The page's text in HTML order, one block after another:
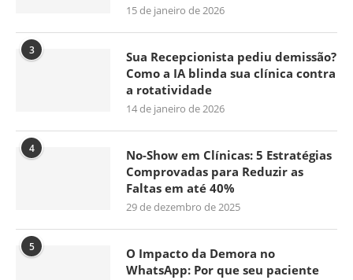
15 de janeiro de 2026
3
Sua Recepcionista pediu demissão?
Como a IA blinda sua clínica contra
a rotatividade
14 de janeiro de 2026
4
No-Show em Clínicas: 5 Estratégias
Comprovadas para Reduzir as
Faltas em até 40%
29 de dezembro de 2025
5
O Impacto da Demora no
WhatsApp: Por que seu paciente